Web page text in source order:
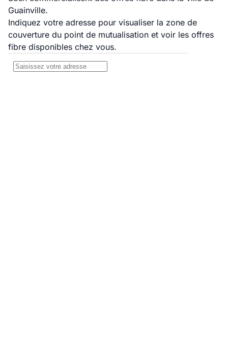
Guainville.
Indiquez votre adresse pour visualiser la zone de
couverture du point de mutualisation et voir les offres
fibre disponibles chez vous.